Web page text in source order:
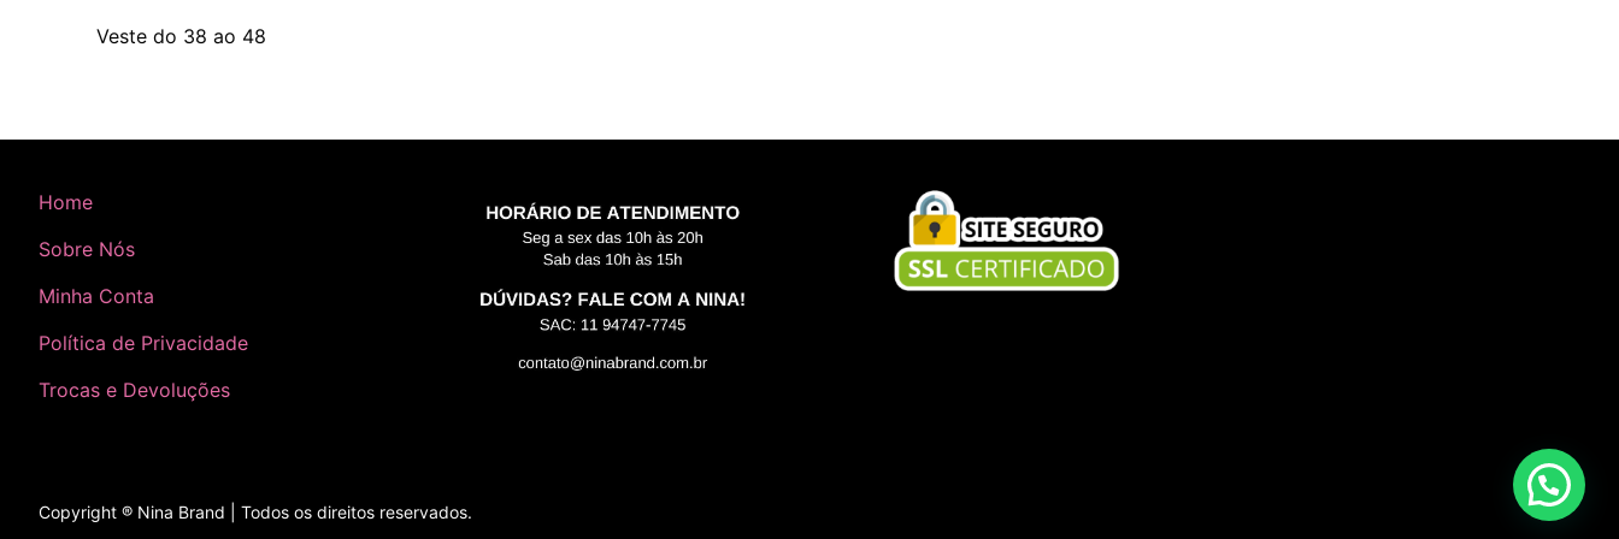
Veste do 38 ao 48
Home
Sobre Nós
Minha Conta
Política de Privacidade
Trocas e Devoluções
Copyright ® Nina Brand | Todos os direitos reservados.